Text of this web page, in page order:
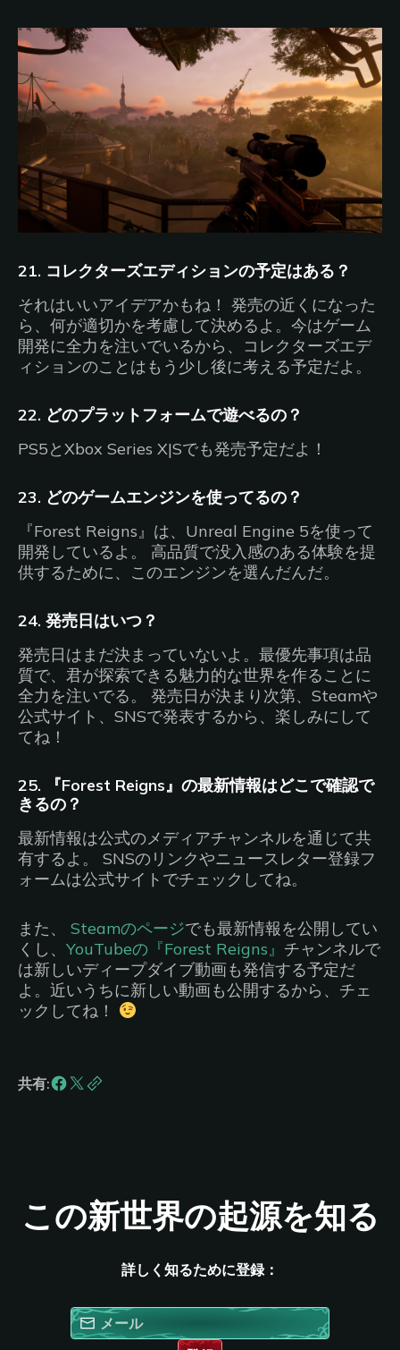
21. コレクターズエディションの予定はある？
それはいいアイデアかもね！ 発売の近くになった
ら、何が適切かを考慮して決めるよ。今はゲーム
開発に全力を注いでいるから、コレクターズエデ
ィションのことはもう少し後に考える予定だよ。
22. どのプラットフォームで遊べるの？
PS5とXbox Series X|Sでも発売予定だよ！
23. どのゲームエンジンを使ってるの？
『Forest Reigns』は、Unreal Engine 5を使って
開発しているよ。 高品質で没入感のある体験を提
供するために、このエンジンを選んだんだ。
24. 発売日はいつ？
発売日はまだ決まっていないよ。最優先事項は品
質で、君が探索できる魅力的な世界を作ることに
全力を注いでる。 発売日が決まり次第、Steamや
公式サイト、SNSで発表するから、楽しみにして
てね！
25. 『Forest Reigns』の最新情報はどこで確認で
きるの？
最新情報は公式のメディアチャンネルを通じて共
有するよ。 SNSのリンクやニュースレター登録フ
ォームは公式サイトでチェックしてね。
また、 Steamのページでも最新情報を公開してい
くし、 YouTubeの『Forest Reigns』 チャンネルで
は新しいディープダイブ動画も発信する予定だ
よ。近いうちに新しい動画も公開するから、チェ
ックしてね！
共有:
この新世界の起源を知る
詳しく知るために登録：